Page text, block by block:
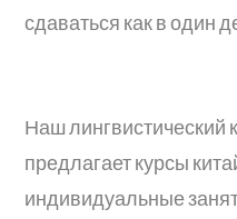
сдаваться как в один
Наш лингвистический
предлагает курсы
индивидуальные